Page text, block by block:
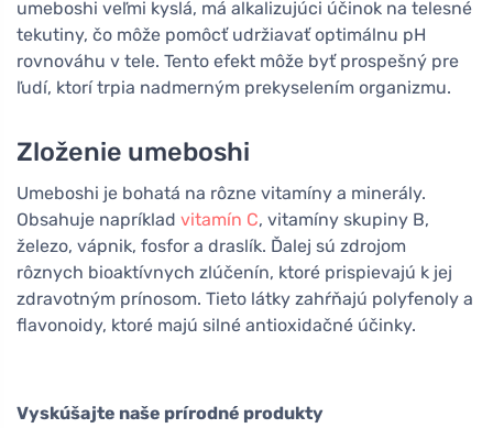
umeboshi veľmi kyslá, má alkalizujúci účinok na telesné
tekutiny, čo môže pomôcť udržiavať optimálnu pH
rovnováhu v tele. Tento efekt môže byť prospešný pre
ľudí, ktorí trpia nadmerným prekyselením organizmu.
Zloženie umeboshi
Umeboshi je bohatá na rôzne vitamíny a minerály.
Obsahuje napríklad vitamín C, vitamíny skupiny B,
železo, vápnik, fosfor a draslík. Ďalej sú zdrojom
rôznych bioaktívnych zlúčenín, ktoré prispievajú k jej
zdravotným prínosom. Tieto látky zahŕňajú polyfenoly a
flavonoidy, ktoré majú silné antioxidačné účinky.
Vyskúšajte naše prírodné produkty